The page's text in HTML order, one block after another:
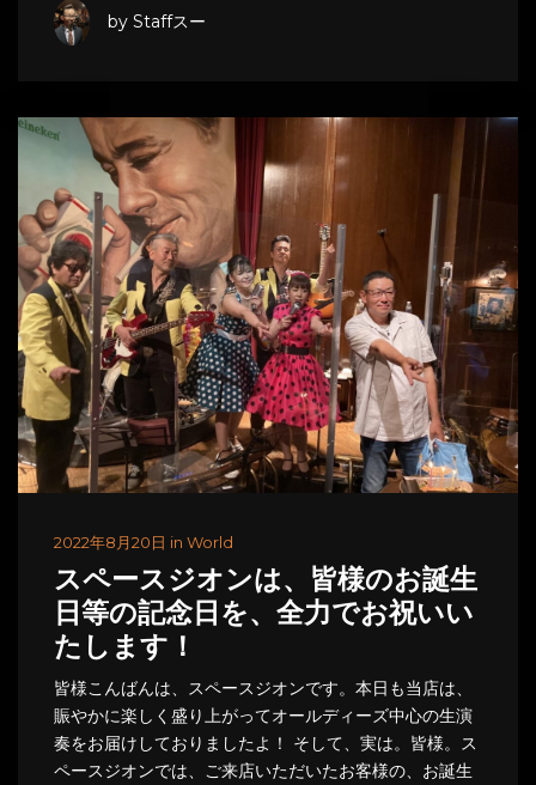
by Staffスー
2022年8月20日 in World
スペースジオンは、皆様のお誕生
日等の記念日を、全力でお祝いい
たします！
皆様こんばんは、スペースジオンです。本日も当店は、
賑やかに楽しく盛り上がってオールディーズ中心の生演
奏をお届けしておりましたよ！ そして、実は。皆様。ス
ペースジオンでは、ご来店いただいたお客様の、お誕生